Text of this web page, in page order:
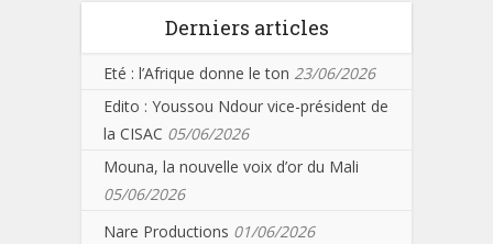
Derniers articles
Eté : l’Afrique donne le ton 23/06/2026
Edito : Youssou Ndour vice-président de
la CISAC 05/06/2026
Mouna, la nouvelle voix d’or du Mali
05/06/2026
Nare Productions 01/06/2026